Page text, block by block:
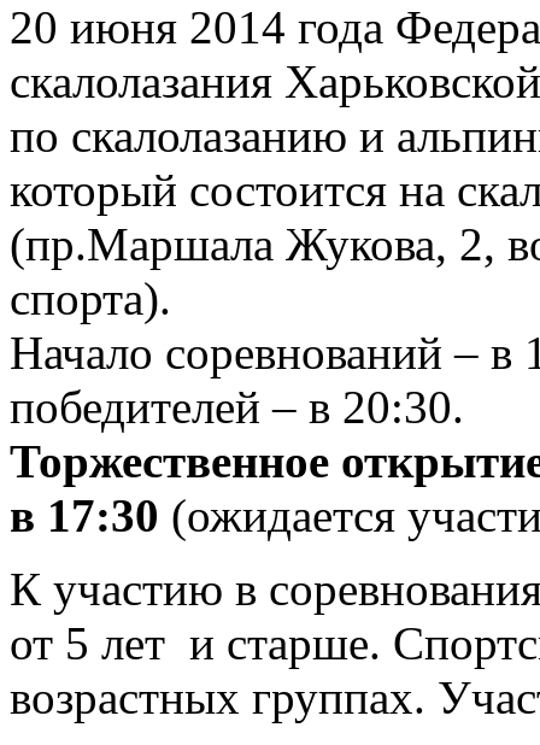
20 июня 2014 года
скалолазания
по скалолазанию и
который состоится на
(пр.Маршала Жукова, 2,
спорта).
Начало соревнований – в
победителей – в 20:30.
Торжественное
в 17:30 (ожидается
К участию в
от 5 лет и старше.
возрастных группах.